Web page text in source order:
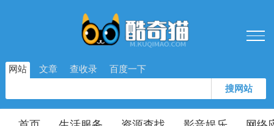
网站 文章 查收录 百度一下
搜网站